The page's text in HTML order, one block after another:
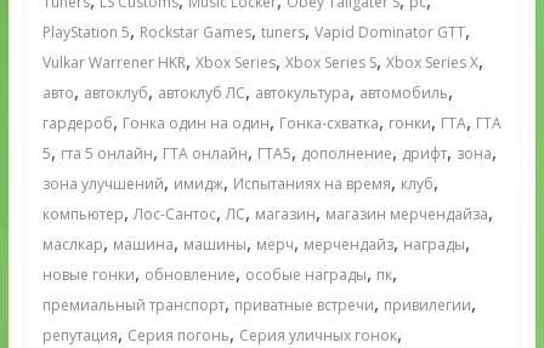
PlayStation 5, Rockstar Games, tuners, Vapid Dominator GTT,
Vulkar Warrener HKR, Xbox Series, Xbox Series S, Xbox Series X,
авто, автоклуб, автоклуб ЛС, автокультура, автомобиль,
гардероб, Гонка один на один, Гонка-схватка, гонки, ГТА, ГТА
5, гта 5 онлайн, ГТА онлайн, ГТА5, дополнение, дрифт, зона,
зона улучшений, имидж, Испытаниях на время, клуб,
компьютер,Лос-Сантос,ЛС, магазин, магазин мерчендайза,
маслкар, машина, машины, мерч, мерчендайз, награды,
новые гонки, обновление, особые награды, пк,
премиальный транспорт, приватные встречи, привилегии,
репутация, Серия погонь, Серия уличных гонок,